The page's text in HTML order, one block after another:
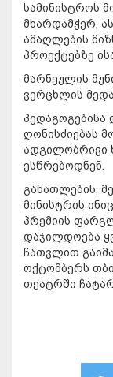
სამინისტროს
მხარდამჭერ,
ამაღლების
პროექტებზე
მარნეულის
ვერცხლის
პედაგოგებისა
ღონისძიებას
ადგილობრივი
ესწრებოდნენ.
განათლების,
მინისტრის
პრემიის
დაჯილდოება
ჩათვლით
ოქტომბერს
თეატრში